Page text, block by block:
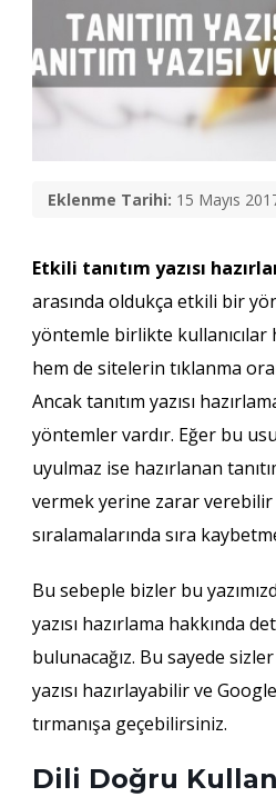
Eklenme Tarihi: 15 Mayıs
Etkili tanıtım yazısı
arasında oldukça etkili bir
yöntemle birlikte kullanıcılar
hem de sitelerin tıklanma
Ancak tanıtım yazısı
yöntemler vardır. Eğer bu
uyulmaz ise hazırlanan
vermek yerine zarar verebilir
sıralamalarında sıra
Bu sebeple bizler bu
yazısı hazırlama hakkında
bulunacağız. Bu sayede
yazısı hazırlayabilir ve
tırmanışa geçebilirsiniz.
Dili Doğru